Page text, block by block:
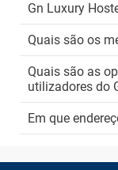
Gn Luxury
Quais são os
Quais são as
utilizadores do
Em que